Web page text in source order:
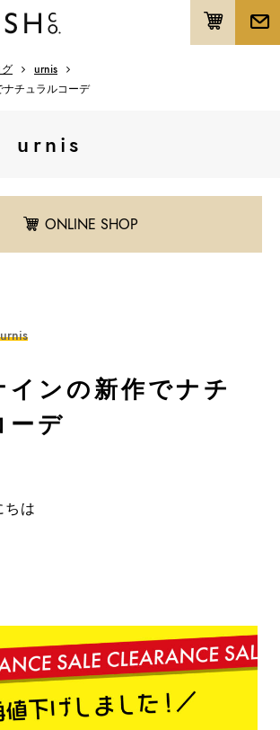
urnis
チュラルコーデ
urnis
ONLINE SHOP
urnis
インの新作でナチ
ーデ
ちは